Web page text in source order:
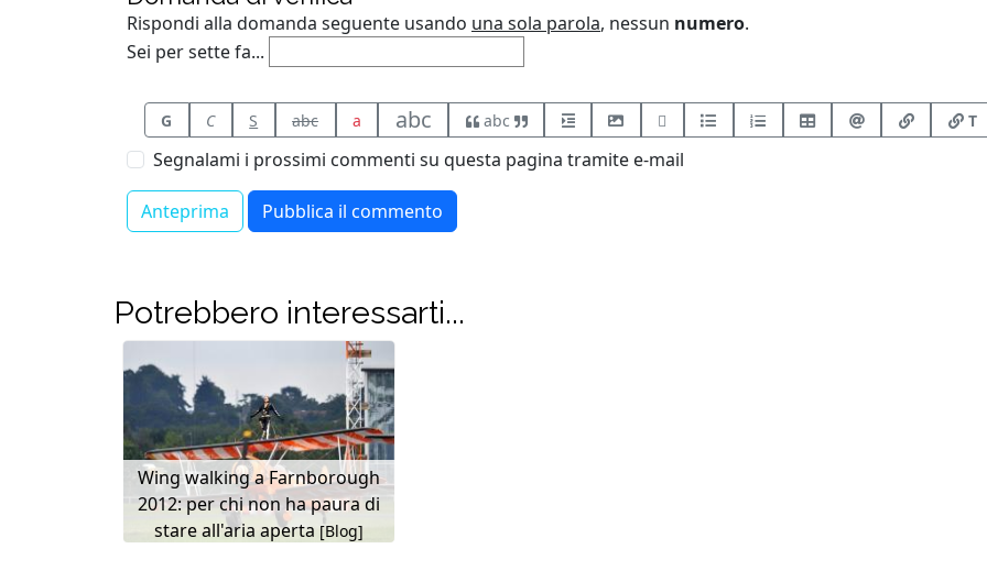
Rispondi alla domanda seguente usando una sola parola, nessun numero.
Sei per sette fa...
G C S abc a abc abc T
Segnalami i prossimi commenti su questa pagina tramite e-mail
Potrebbero interessarti...
Wing walking a Farnborough
2012: per chi non ha paura di
stare all'aria aperta [Blog]